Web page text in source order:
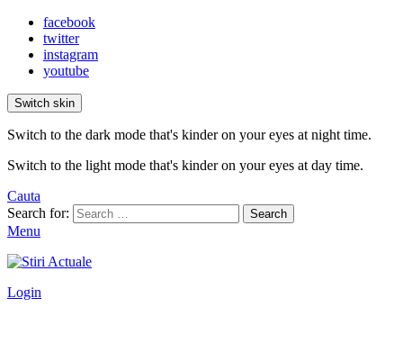
facebook
twitter
instagram
youtube
Switch skin
Switch to the dark mode that's kinder on your eyes at night time.
Switch to the light mode that's kinder on your eyes at day time.
Cauta
Search for:
Search
Menu
Login